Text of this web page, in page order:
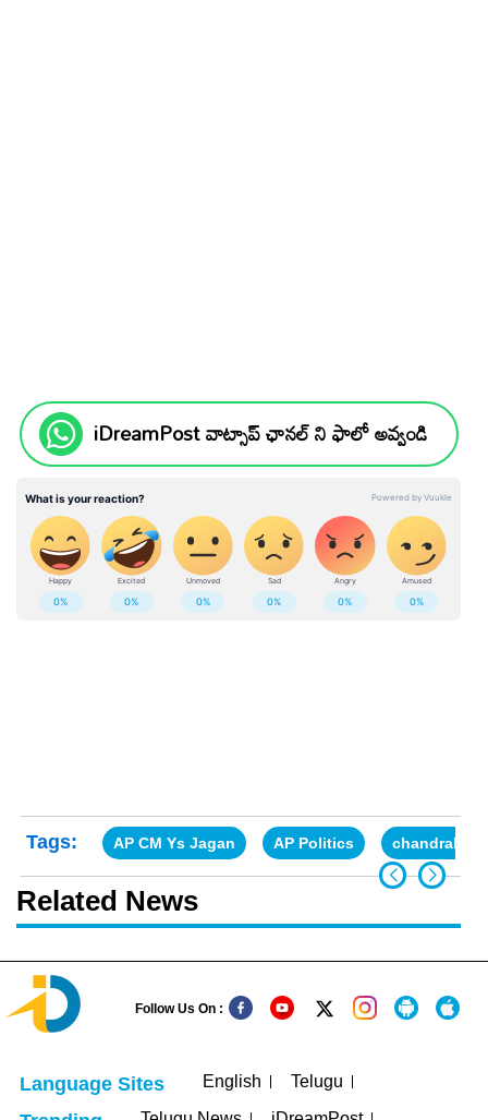
iDreamPost వాట్సాప్ ఛానల్ ని ఫాలో అవ్వండి
Tags: AP CM Ys Jagan AP Politics
Related News
Follow Us On :
Language Sites English Telugu